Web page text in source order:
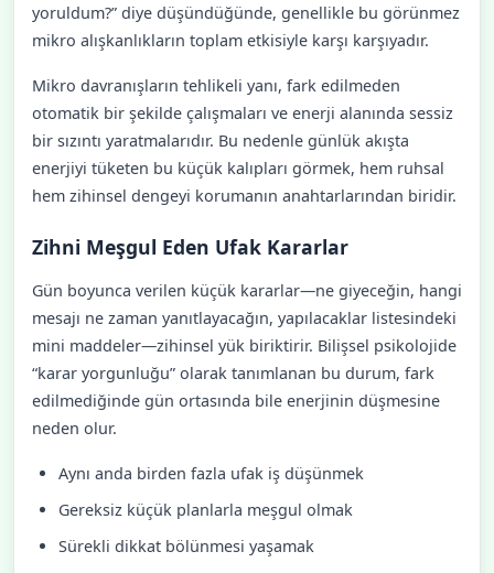
yoruldum?” diye düşündüğünde, genellikle bu görünmez
mikro alışkanlıkların toplam etkisiyle karşı karşıyadır.
Mikro davranışların tehlikeli yanı, fark edilmeden
otomatik bir şekilde çalışmaları ve enerji alanında sessiz
bir sızıntı yaratmalarıdır. Bu nedenle günlük akışta
enerjiyi tüketen bu küçük kalıpları görmek, hem ruhsal
hem zihinsel dengeyi korumanın anahtarlarından biridir.
Zihni Meşgul Eden Ufak Kararlar
Gün boyunca verilen küçük kararlar—ne giyeceğin, hangi
mesajı ne zaman yanıtlayacağın, yapılacaklar listesindeki
mini maddeler—zihinsel yük biriktirir. Bilişsel psikolojide
“karar yorgunluğu” olarak tanımlanan bu durum, fark
edilmediğinde gün ortasında bile enerjinin düşmesine
neden olur.
Aynı anda birden fazla ufak iş düşünmek
Gereksiz küçük planlarla meşgul olmak
Sürekli dikkat bölünmesi yaşamak